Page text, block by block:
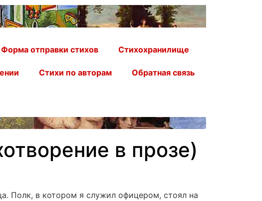
Форма отправки стихов Стихохранилище
Стихи по авторам Обратная связь
в прозе)
Полк, в котором я служил офицером, стоял на